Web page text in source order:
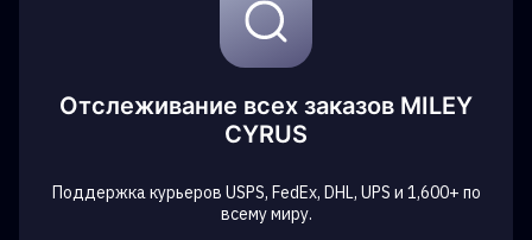
Отслеживание всех заказов MILEY
CYRUS
Поддержка курьеров USPS, FedEx, DHL, UPS и 1,600+ по
всему миру.